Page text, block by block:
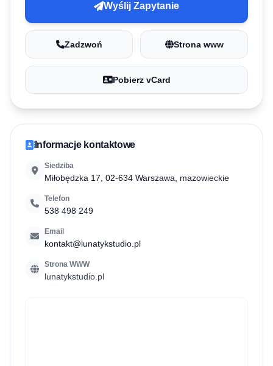
Wyślij Zapytanie
Zadzwoń Strona www
Pobierz vCard
Informacje kontaktowe
Siedziba
Miłobędzka 17, 02-634 Warszawa, mazowieckie
Telefon
538 498 249
Email
kontakt@lunatykstudio.pl
Strona WWW
lunatykstudio.pl